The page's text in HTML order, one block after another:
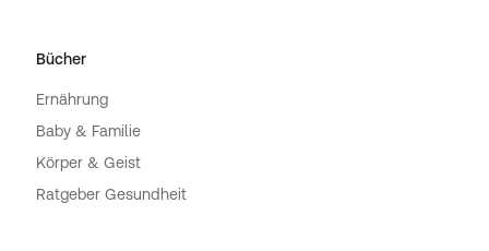
Bücher
Ernährung
Baby & Familie
Körper & Geist
Ratgeber Gesundheit